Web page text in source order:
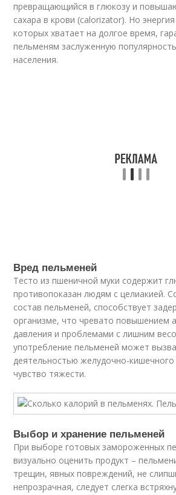
превращающийся в глюкозу и
сахара в крови (calorizator). Но
которых хватает на долгое время,
пельменям заслуженную
населения.
Вред пельменей
Тесто из пшеничной муки содержит
противопоказан людям с целиакией.
состав пельменей, способствует
организме, что чревато повышением
давления и проблемами с лишним
употребление пельменей может
деятельностью желудочно-кишечного
чувство тяжести.
Выбор и хранение пельменей
При выборе готовых замороженных
визуально оценить продукт –
трещин, явных повреждений, не
непрозрачная, следует слегка